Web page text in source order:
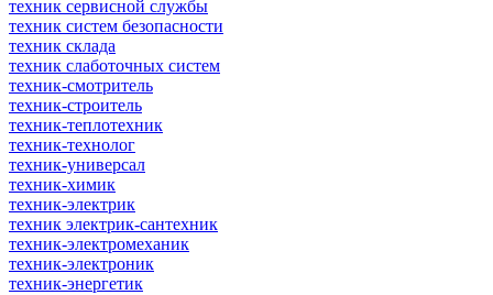
техник сервисной службы
техник систем безопасности
техник склада
техник слаботочных систем
техник-смотритель
техник-строитель
техник-теплотехник
техник-технолог
техник-универсал
техник-химик
техник-электрик
техник электрик-сантехник
техник-электромеханик
техник-электроник
техник-энергетик